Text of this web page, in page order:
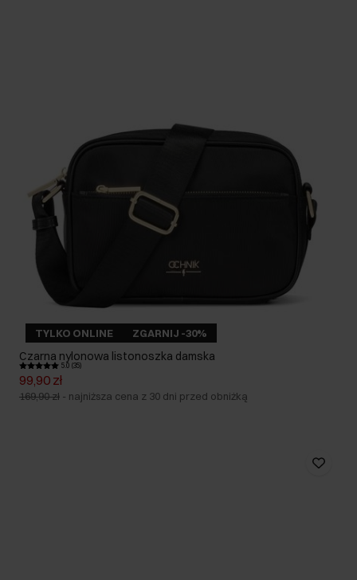
TYLKO ONLINE ZGARNIJ -30%
Czarna nylonowa listonoszka damska
5.0 (35)
99,90 zł
169,90 zł - najniższa cena z 30 dni przed obniżką